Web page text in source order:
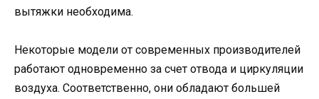
вытяжки необходима.
Некоторые модели от современных производителей
работают одновременно за счет отвода и циркуляции
воздуха. Соответственно, они обладают большей